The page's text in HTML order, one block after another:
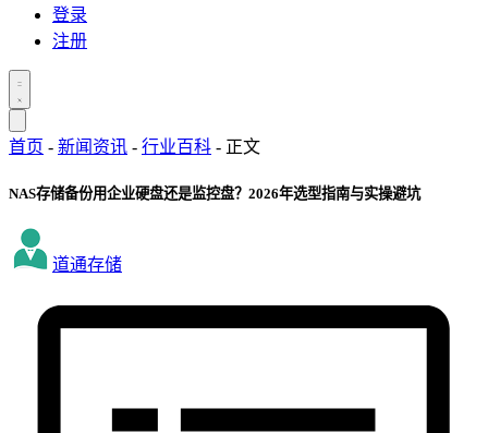
登录
注册
首页 - 新闻资讯 - 行业百科 - 正文
NAS存储备份用企业硬盘还是监控盘？2026年选型指南与实操避坑
道通存储